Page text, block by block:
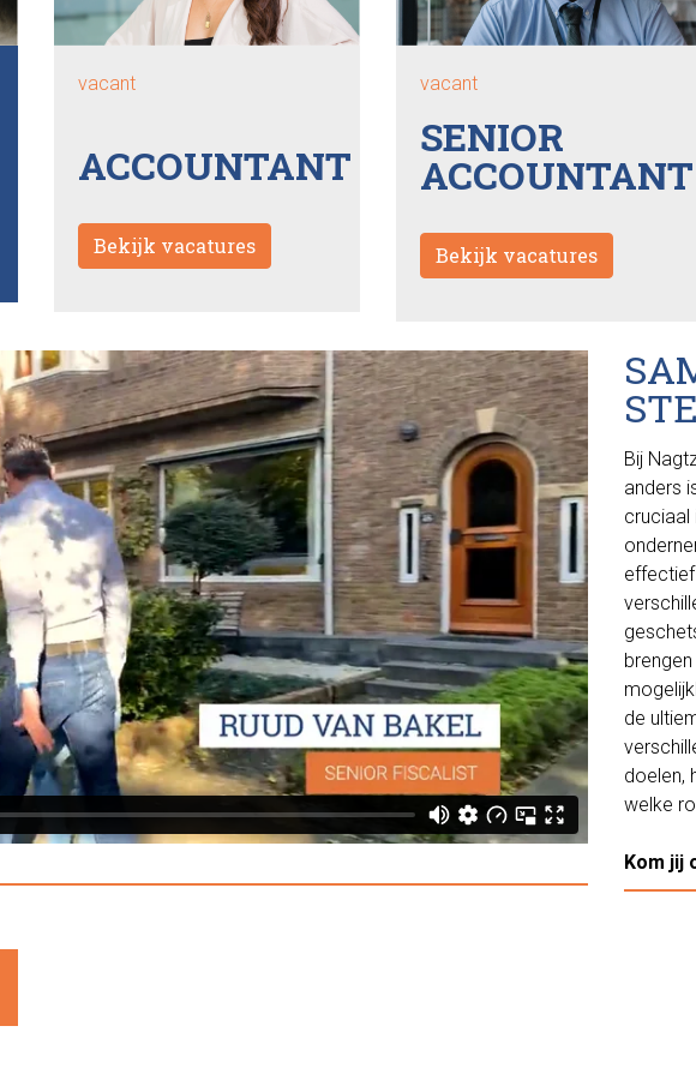
vacant
ACCOUNTANT
Bekijk vacatures
vacant
SENIOR
ACCOUNTANT
Bekijk vacatures
Bij
anders
cruciaal
de
doelen,
welke
Kom jij